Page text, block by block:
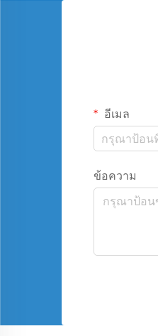
อีเมล
ข้อความ